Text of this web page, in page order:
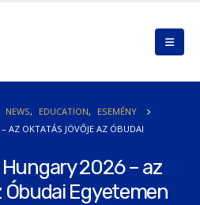
NEWS, EDUCATION,
ESEMÉNY
AZ OKTATÁS JÖVŐJE AZ ÓBUDAI
2026 – az
Egyetemen